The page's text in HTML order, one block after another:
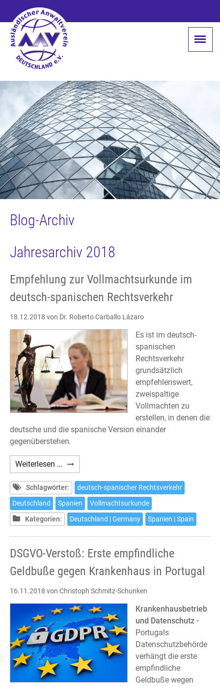
Blog-Archiv
Jahresarchiv 2018
Empfehlung zur Vollmachtsurkunde im
deutsch-spanischen Rechtsverkehr
18.12.2018 von Dr. Roberto Carballo Lázaro
Es ist im deutsch-
spanischen
Rechtsverkehr
grundsätzlich
empfehlenswert,
zweispaltige
Vollmachten zu
erstellen, in denen die
deutsche und die spanische Version einander
gegenüberstehen.
Weiterlesen … Empfehlung
zur
Vollmachtsurkunde
im
deutsch-
spanischen
Rechtsverkehr
Schlagwörter:
deutsch-spanischer Rechtsverkehr
Deutschland
Spanien
Vollmachtsurkunde
Kategorien:
Deutschland | Germany Spanien | Spain
DSGVO-Verstoß: Erste empfindliche
Geldbuße gegen Krankenhaus in Portugal
16.11.2018 von Christoph Schmitz-Schunken
Krankenhausbetrieb
und Datenschutz -
Portugals
Datenschutzbehörde
verhängt die erste
empfindliche
Geldbuße wegen